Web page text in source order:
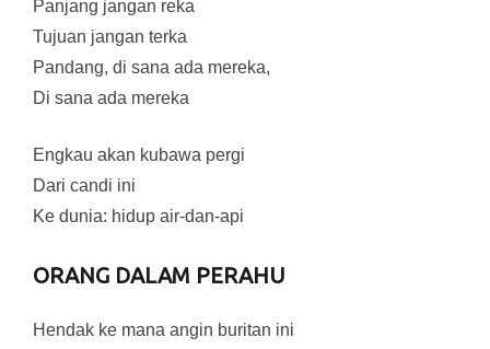
Panjang jangan reka
Tujuan jangan terka
Pandang, di sana ada mereka,
Di sana ada mereka
Engkau akan kubawa pergi
Dari candi ini
Ke dunia: hidup air-dan-api
ORANG DALAM PERAHU
Hendak ke mana angin buritan ini